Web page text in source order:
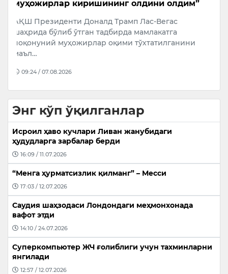
канслери оналардан узр сўради
Австрия канслери Кристиан Штокер
фарзандларга ғамхўрлик қилишни иш сифатида
баҳоламаслик ҳақидаги баёноти учун
оналардан узр…
14:44 / 08.08.2026
Энг кўп ўқилганлар
Исроил ҳаво кучлари Ливан жанубидаги
ҳудудларга зарбалар берди
16:09 / 11.07.2026
“Менга ҳурматсизлик қилманг” – Месси
17:03 / 12.07.2026
Саудия шаҳзодаси Лондондаги меҳмонхонада
вафот этди
14:10 / 24.07.2026
Суперкомпьютер ЖЧ ғолиблиги учун тахминларни
янгилади
12:57 / 12.07.2026